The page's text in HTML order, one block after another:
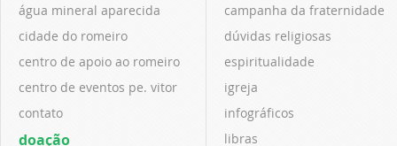
água mineral aparecida
cidade do romeiro
centro de apoio ao romeiro
centro de eventos pe. vitor
contato
doação
campanha da fraternidade
dúvidas religiosas
espiritualidade
igreja
infográficos
libras